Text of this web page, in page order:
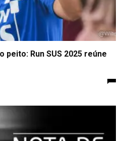
peito: Run SUS 2025 reúne